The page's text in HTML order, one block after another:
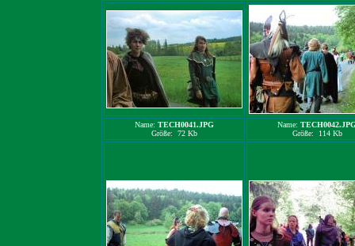
Name: TECH0041.JPG
Größe: 72 Kb
Name:
Größe: 114 Kb